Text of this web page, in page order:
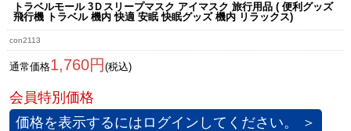
トラベルモール 3Ｄスリープマスク アイマスク 旅行用品 ( 便利グッズ
飛行機 トラベル 機内 快適 安眠 快眠グッズ 機内 リラックス)
con2113
通常価格1,760円 (税込)
価格を表示するにはログインしてください。 ＞